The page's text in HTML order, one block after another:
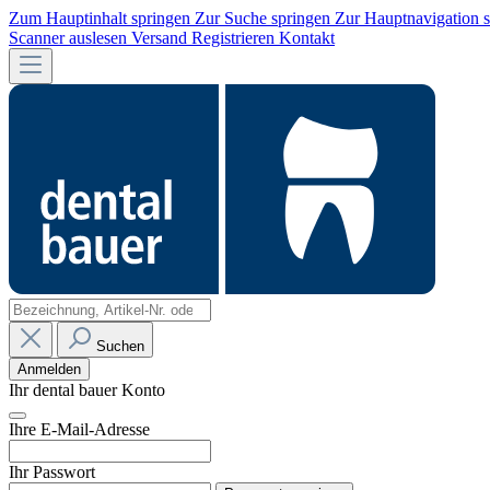
Zum Hauptinhalt springen Zur Suche springen Zur Hauptnavigation
Scanner auslesen Versand Registrieren Kontakt
Suchen
Anmelden
Ihr dental bauer Konto
Ihre E-Mail-Adresse
Ihr Passwort